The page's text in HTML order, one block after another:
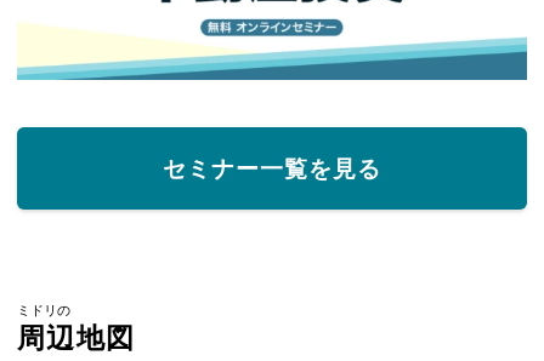
セミナー一覧を見る
ミドリの
周辺地図